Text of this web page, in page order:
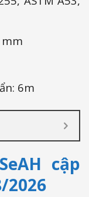
mm
6m
cập
2026